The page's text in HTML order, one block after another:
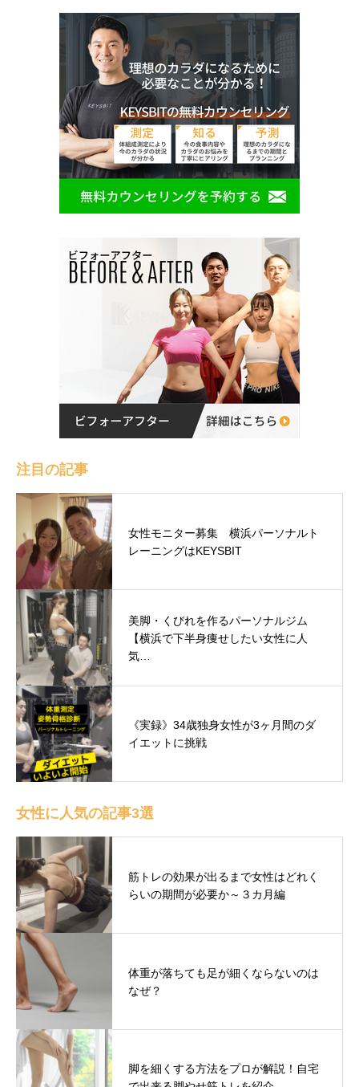
注目の記事
女性モニター募集 横浜パーソナルト
レーニングはKEYSBIT
美脚・くびれを作るパーソナルジム
【横浜で下半身痩せしたい女性に人
気…
《実録》34歳独身女性が3ヶ月間のダ
イエットに挑戦
女性に人気の記事3選
筋トレの効果が出るまで女性はどれく
らいの期間が必要か～３カ月編
体重が落ちても足が細くならないのは
なぜ？
脚を細くする方法をプロが解説！自宅